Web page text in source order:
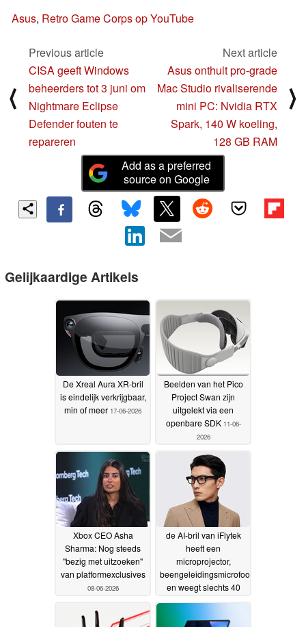
Asus, Retro Game Corps op YouTube
⟨
Previous article
CISA geeft Windows
beheerders tot 3 juni om
Nightmare Eclipse
Defender fouten te
repareren
Next article
Asus onthult pro-grade
Mac Studio rivaliserende
mini PC: Nvidia RTX
Spark, 140 W koeling,
128 GB RAM
⟩
Add as a preferred
source on Google
Gelijkaardige Artikels
De Xreal Aura XR-bril
is eindelijk verkrijgbaar,
min of meer 17-06-2026
Beelden van het Pico
Project Swan zijn
uitgelekt via een
openbare SDK 11-06-
2026
Xbox CEO Asha
Sharma: Nog steeds
"bezig met uitzoeken"
van platformexclusives
08-06-2026
de AI-bril van iFlytek
heeft een
microprojector,
beengeleidingsmicrofoons
en weegt slechts 40
04-06-2026